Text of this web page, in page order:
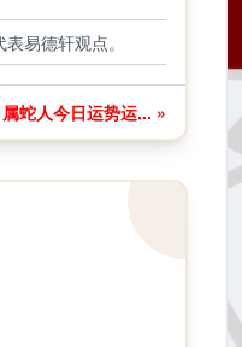
易德轩观点。
蛇人今日运势运... »